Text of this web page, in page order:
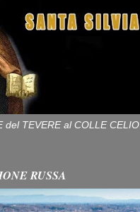
del TEVERE al COLLE CELIO
RUSSA